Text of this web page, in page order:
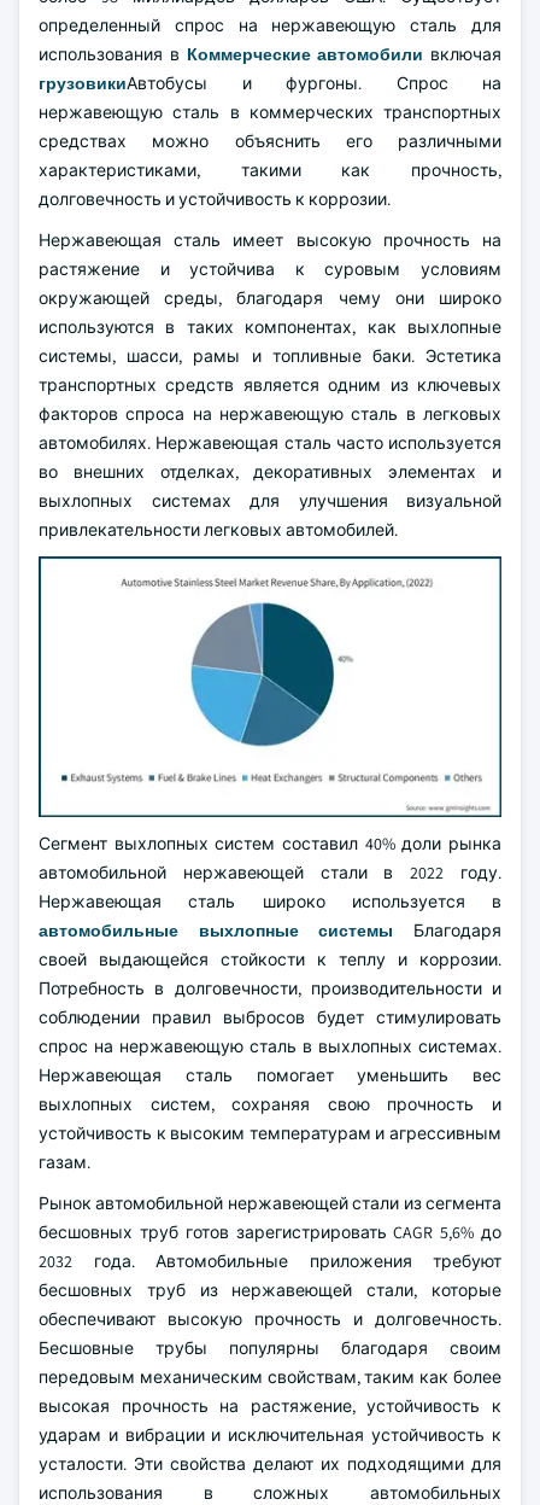
определенный спрос на нержавеющую сталь для
использования в Коммерческие автомобили включая
грузовикиАвтобусы и фургоны. Спрос на
нержавеющую сталь в коммерческих транспортных
средствах можно объяснить его различными
характеристиками, такими как прочность,
долговечность и устойчивость к коррозии.
Нержавеющая сталь имеет высокую прочность на
растяжение и устойчива к суровым условиям
окружающей среды, благодаря чему они широко
используются в таких компонентах, как выхлопные
системы, шасси, рамы и топливные баки. Эстетика
транспортных средств является одним из ключевых
факторов спроса на нержавеющую сталь в легковых
автомобилях. Нержавеющая сталь часто используется
во внешних отделках, декоративных элементах и
выхлопных системах для улучшения визуальной
привлекательности легковых автомобилей.
Сегмент выхлопных систем составил 40% доли рынка
автомобильной нержавеющей стали в 2022 году.
Нержавеющая сталь широко используется в
автомобильные выхлопные системы Благодаря
своей выдающейся стойкости к теплу и коррозии.
Потребность в долговечности, производительности и
соблюдении правил выбросов будет стимулировать
спрос на нержавеющую сталь в выхлопных системах.
Нержавеющая сталь помогает уменьшить вес
выхлопных систем, сохраняя свою прочность и
устойчивость к высоким температурам и агрессивным
газам.
Рынок автомобильной нержавеющей стали из сегмента
бесшовных труб готов зарегистрировать CAGR 5,6% до
2032 года. Автомобильные приложения требуют
бесшовных труб из нержавеющей стали, которые
обеспечивают высокую прочность и долговечность.
Бесшовные трубы популярны благодаря своим
передовым механическим свойствам, таким как более
высокая прочность на растяжение, устойчивость к
ударам и вибрации и исключительная устойчивость к
усталости. Эти свойства делают их подходящими для
использования в сложных автомобильных